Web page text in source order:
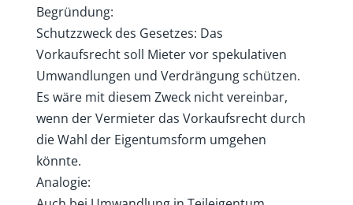
Begründung:
Schutzzweck des Gesetzes: Das
Vorkaufsrecht soll Mieter vor spekulativen
Umwandlungen und Verdrängung schützen.
Es wäre mit diesem Zweck nicht vereinbar,
wenn der Vermieter das Vorkaufsrecht durch
die Wahl der Eigentumsform umgehen
könnte.
Analogie: